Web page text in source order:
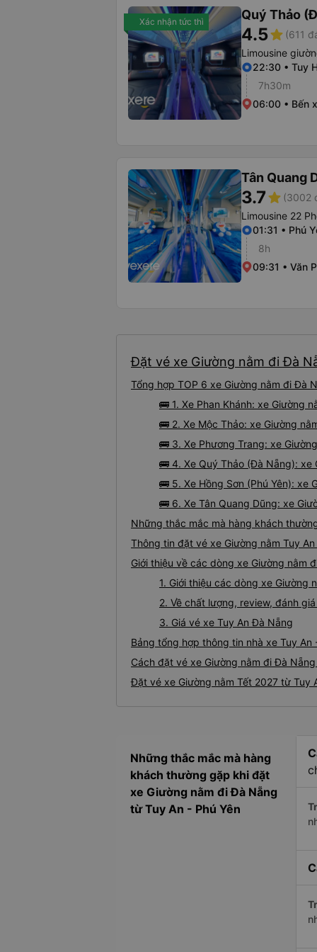
Xác nhận tức thì Quý Thảo
4.5star (611
Limousine
22:30 • Tuy
7h30m
06:00 • Bến
Tân Quang
3.7star (3002
Limousine 22
01:31 • Phú
8h
09:31 • Văn
Đặt vé xe Giường nằm đi Đà
Tổng hợp TOP 6 xe Giường nằm đi Đà
🚌 1. Xe Phan Khánh: xe Giường
🚌 2. Xe Mộc Thảo: xe Giường
🚌 3. Xe Phương Trang: xe
🚌 4. Xe Quý Thảo (Đà Nẵng):
🚌 5. Xe Hồng Sơn (Phú Yên): xe
🚌 6. Xe Tân Quang Dũng: xe
Những thắc mắc mà hàng khách
Thông tin đặt vé xe Giường nằm Tuy
Giới thiệu về các dòng xe Giường nằm
1. Giới thiệu các dòng xe Giường
2. Về chất lượng, review, đánh
3. Giá vé xe Tuy An Đà Nẵng
Bảng tổng hợp thông tin nhà xe Tuy An
Cách đặt vé xe Giường nằm đi Đà
Đặt vé xe Giường nằm Tết 2027 từ Tuy
Những thắc mắc mà hàng
khách thường gặp khi đặt
xe Giường nằm đi Đà Nẵng
từ Tuy An - Phú Yên